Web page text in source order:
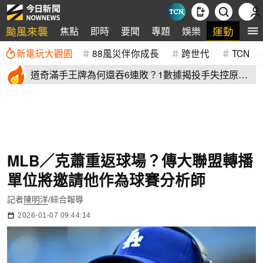
颱風來襲 焦點 即時 要聞 專題 娛樂 運動 全
新電玩大觀園 88風災伴你成長 跨世代 TCN
道奇滿手王牌為何還吞6連敗？1數據揭投手失控原
MLB／克蕭重返球場？傳大聯盟轉播
單位將邀請他作為球賽分析師
記者陳明洋/綜合報導
2026-01-07 09:44:14